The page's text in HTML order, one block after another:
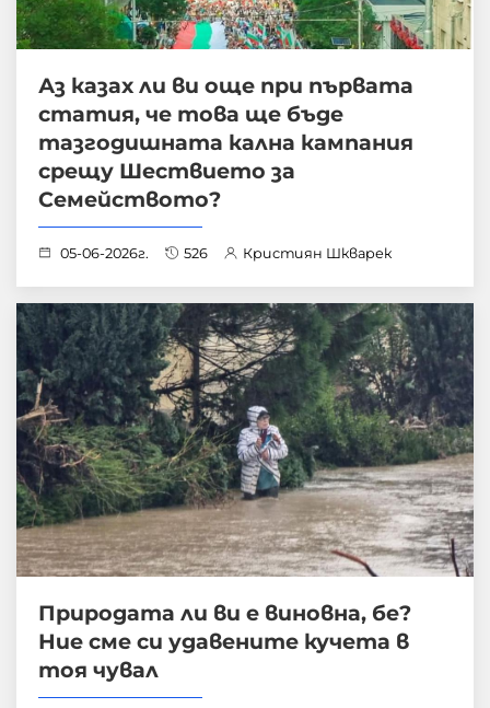
Аз казах ли ви още при първата
статия, че това ще бъде
тазгодишната кална кампания
срещу Шествието за
Семейството?
05-06-2026г. 526 Кристиян Шкварек
Природата ли ви е виновна, бе?
Ние сме си удавените кучета в
тоя чувал